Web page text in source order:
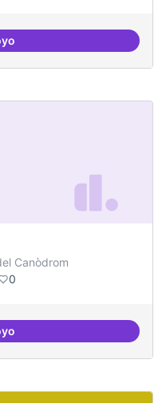
internacional d'ateneus -
Canòdrom
0
alternatius